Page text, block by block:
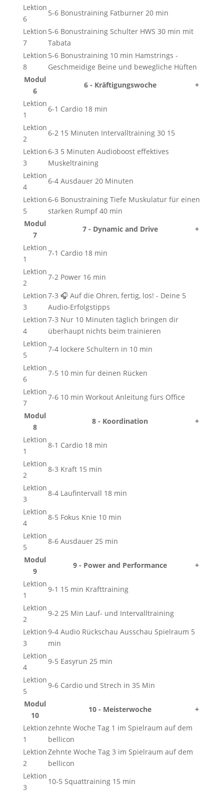
Lektion
6
5-6 Bonustraining Fatburner 20 min
Lektion
7
5-6 Bonustraining Schulter HWS 30 min mit
Tabata
Lektion
8
5-6 Bonustraining 10 min Hamstrings -
Geschmeidige Beine und bewegliche Hüften
Modul
6
6 - Kräftigungswoche
+
Lektion
1
6-1 Cardio 18 min
Lektion
2
6-2 15 Minuten Intervalltraining 30 15
Lektion
3
6-3 5 Minuten Audioboost effektives
Muskeltraining
Lektion
4
6-4 Ausdauer 20 Minuten
Lektion
5
6-6 Bonustraining Tiefe Muskulatur für einen
starken Rumpf 40 min
Modul
7
7 - Dynamic and Drive
+
Lektion
1
7-1 Cardio 18 min
Lektion
2
7-2 Power 16 min
Lektion
3
7-3 🎧 Auf die Ohren, fertig, los! - Deine 5
Audio-Erfolgstipps
Lektion
4
7-3 Nur 10 Minuten täglich bringen dir
überhaupt nichts beim trainieren
Lektion
5
7-4 lockere Schultern in 10 min
Lektion
6
7-5 10 min für deinen Rücken
Lektion
7
7-6 10 min Workout Anleitung fürs Office
Modul
8
8 - Koordination
+
Lektion
1
8-1 Cardio 18 min
Lektion
2
8-3 Kraft 15 min
Lektion
3
8-4 Laufintervall 18 min
Lektion
4
8-5 Fokus Knie 10 min
Lektion
5
8-6 Ausdauer 25 min
Modul
9
9 - Power and Performance
+
Lektion
1
9-1 15 min Krafttraining
Lektion
2
9-2 25 Min Lauf- und Intervalltraining
Lektion
3
9-4 Audio Rückschau Ausschau Spielraum 5
min
Lektion
4
9-5 Easyrun 25 min
Lektion
5
9-6 Cardio und Strech in 35 Min
Modul
10
10 - Meisterwoche
+
Lektion
1
zehnte Woche Tag 1 im Spielraum auf dem
bellicon
Lektion
2
Zehnte Woche Tag 3 im Spielraum auf dem
bellicon
Lektion
3
10-5 Squattraining 15 min